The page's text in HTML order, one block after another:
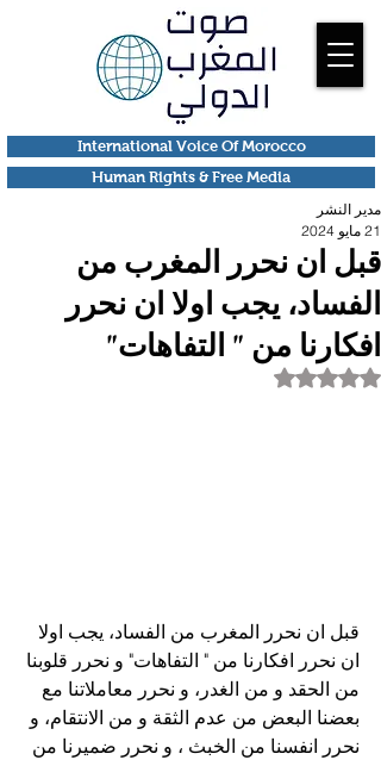
Human Rights & Free Media
International Voice Of Morocco
قبل ان نحرر المغرب من
الفساد، يجب اولا ان نحرر
افكارنا من " التفاهات"
مدير النشر
21 مايو 2024
تم التقييم بـ ليس رقمًا من أصل 5 نجوم.
قبل ان نحرر المغرب من الفساد، يجب اولا
ان نحرر افكارنا من " التفاهات" و نحرر قلوبنا
من الحقد و من الغدر، و نحرر معاملاتنا مع
بعضنا البعض من عدم الثقة و من الانتقام، و
نحرر انفسنا من الخبث ، و نحرر ضميرنا من